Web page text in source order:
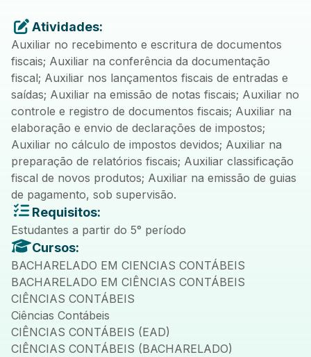
Atividades:
Auxiliar no recebimento e escritura de documentos
fiscais; Auxiliar na conferência da documentação
fiscal; Auxiliar nos lançamentos fiscais de entradas e
saídas; Auxiliar na emissão de notas fiscais; Auxiliar no
controle e registro de documentos fiscais; Auxiliar na
elaboração e envio de declarações de impostos;
Auxiliar no cálculo de impostos devidos; Auxiliar na
preparação de relatórios fiscais; Auxiliar classificação
fiscal de novos produtos; Auxiliar na emissão de guias
de pagamento, sob supervisão.
Requisitos:
Estudantes a partir do 5° período
Cursos:
BACHARELADO EM CIENCIAS CONTÁBEIS
BACHARELADO EM CIÊNCIAS CONTÁBEIS
CIÊNCIAS CONTÁBEIS
Ciências Contábeis
CIÊNCIAS CONTÁBEIS (EAD)
CIÊNCIAS CONTÁBEIS (BACHARELADO)